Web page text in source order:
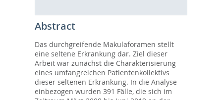
Abstract
Das durchgreifende Makulaforamen stellt
eine seltene Erkrankung dar. Ziel dieser
Arbeit war zunächst die Charakterisierung
eines umfangreichen Patientenkollektivs
dieser seltenen Erkrankung. In die Analyse
einbezogen wurden 391 Fälle, die sich im